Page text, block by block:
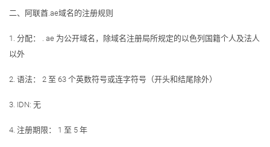
二、阿联酋.ae域名的注册规则
1. 分配： . ae 为公开域名，除域名注册局所规定的以色列国籍个人及法人
以外
2. 语法： 2 至 63 个英数符号或连字符号（开头和结尾除外）
3. IDN: 无
4. 注册期限： 1 至 5 年